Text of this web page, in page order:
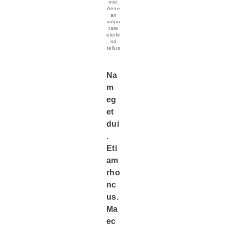
nisi.
Aene
an
vulpu
tate
eleife
nd
tellus
Na
m
eg
et
dui
.
Eti
am
rho
nc
us.
Ma
ec